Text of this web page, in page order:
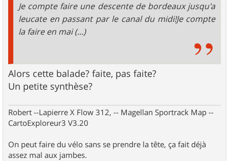
Je compte faire une descente de bordeaux jusqu'a
leucate en passant par le canal du midi!Je compte
la faire en mai (...)
Alors cette balade? faite, pas faite?
Un petite synthèse?
Robert --Lapierre X Flow 312, -- Magellan Sportrack Map --
CartoExploreur3 V3.20
On peut faire du vélo sans se prendre la tête, ça fait déjà
assez mal aux jambes.